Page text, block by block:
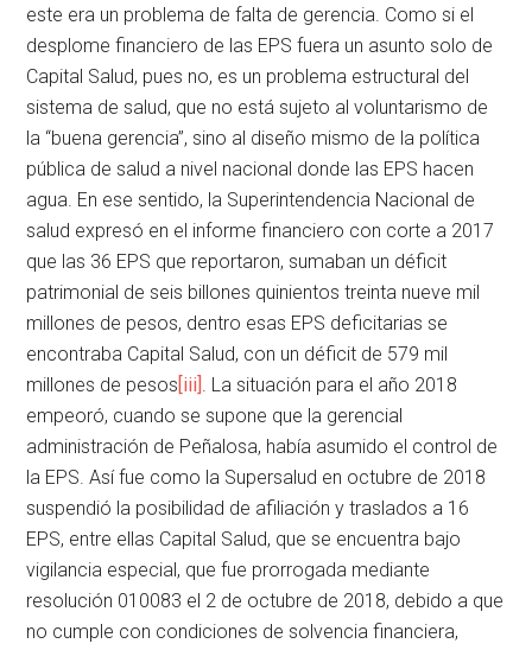
este era un problema de falta de gerencia. Como si el
desplome financiero de las EPS fuera un asunto solo de
Capital Salud, pues no, es un problema estructural del
sistema de salud, que no está sujeto al voluntarismo de
la “buena gerencia”, sino al diseño mismo de la política
pública de salud a nivel nacional donde las EPS hacen
agua. En ese sentido, la Superintendencia Nacional de
salud expresó en el informe financiero con corte a 2017
que las 36 EPS que reportaron, sumaban un déficit
patrimonial de seis billones quinientos treinta nueve mil
millones de pesos, dentro esas EPS deficitarias se
encontraba Capital Salud, con un déficit de 579 mil
millones de pesos [iii] . La situación para el año 2018
empeoró, cuando se supone que la gerencial
administración de Peñalosa, había asumido el control de
la EPS. Así fue como la Supersalud en octubre de 2018
suspendió la posibilidad de afiliación y traslados a 16
EPS, entre ellas Capital Salud, que se encuentra bajo
vigilancia especial, que fue prorrogada mediante
resolución 010083 el 2 de octubre de 2018, debido a que
no cumple con condiciones de solvencia financiera,